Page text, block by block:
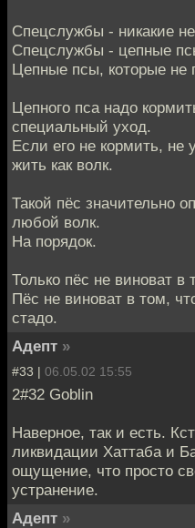
Спецслужбы - никакие
Спецслужбы - цепные
Цепные псы, которые не
Цепного пса надо
специальный уход.
Если его не кормить, не
жить как волк.
Такой пёс значительно
любой волк.
На порядок.
Только пёс не виноват в
Пёс не виноват в том,
стадо.
Адепт »
#33 | 06.05.02 15:55
2#32 Goblin
Наверное, так и есть.
ликвидации Хаттаба и
ощущение, что просто
устранение.
Адепт »